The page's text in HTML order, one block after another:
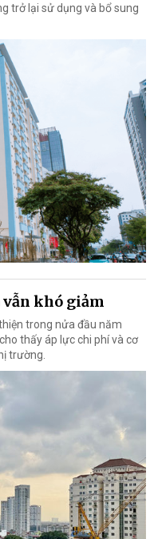
trở lại sử dụng và bổ sung
vẫn khó giảm
trong nửa đầu năm
thấy áp lực chi phí và cơ
trường.